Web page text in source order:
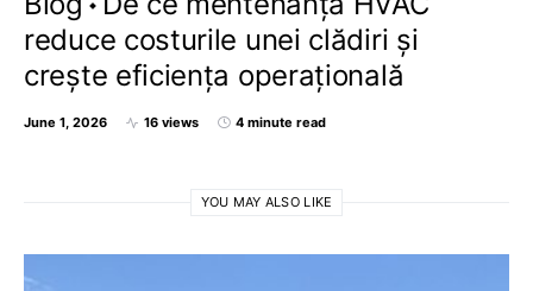
reduce costurile unei clădiri și
crește eficiența operațională
June 1, 2026 16 views 4 minute read
YOU MAY ALSO LIKE